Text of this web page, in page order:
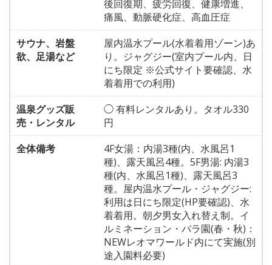
後回復期、疲労回復、健康増進、
痛風、動脈硬化症、高血圧症
サウナ、岩盤
欲、足湯など
屋内温水プール(水着着用ゾーン)あ
り。ジャグジー(室内プール内、日
にち限定 ※公式サイト要確認、水
着着用での利用)
温泉グッズ販
売・レンタル
◯ 有料レンタルあり。タオル330
円
全体備考
4F女湯：内湯3種(内、水風呂1
種)、露天風呂4種。5F男湯: 内湯3
種(内、水風呂1種)、露天風呂3
種。屋内温水プール・ジャグジー:
利用は日にち限定(HP要確認)、水
着着用。朝夕男女入れ替え制。イ
ルミネーション・バラ園(春・秋)：
NEWレオマワールド内にて実施(別
途入園料必要)